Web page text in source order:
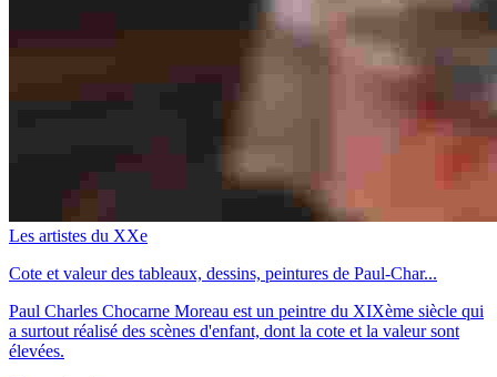
Les artistes du XXe
Cote et valeur des tableaux, dessins, peintures de Paul-Char...
Paul Charles Chocarne Moreau est un peintre du XIXème siècle qui
a surtout réalisé des scènes d'enfant, dont la cote et la valeur sont
élevées.